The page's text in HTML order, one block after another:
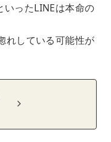
いったLINEは本命の
れしている可能性が